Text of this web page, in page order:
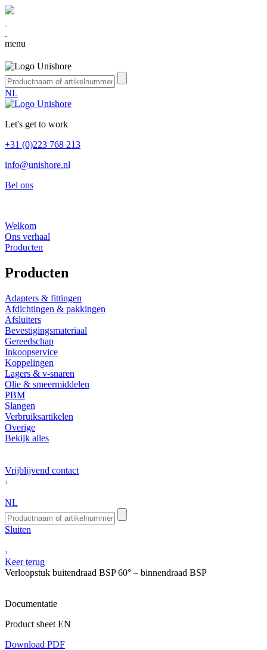
menu
NL
Let's get to work
+31 (0)223 768 213
info@unishore.nl
Bel ons
Welkom
Ons verhaal
Producten
Producten
Adapters & fittingen
Afdichtingen & pakkingen
Afsluiters
Bevestigingsmateriaal
Gereedschap
Inkoopservice
Koppelingen
Lagers & v-snaren
Olie & smeermiddelen
PBM
Slangen
Verbruiksartikelen
Overige
Bekijk alles
Vrijblijvend contact
NL
Sluiten
Keer terug
Verloopstuk buitendraad BSP 60° – binnendraad BSP
Documentatie
Product sheet EN
Download PDF